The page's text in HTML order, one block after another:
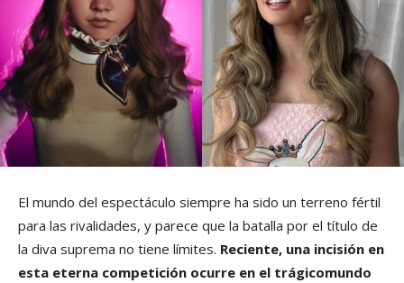
El mundo del espectáculo siempre ha sido un terreno fértil
para las rivalidades, y parece que la batalla por el título de
la diva suprema no tiene límites. Reciente, una incisión en
esta eterna competición ocurre en el trágicomundo